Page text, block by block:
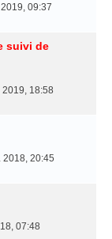
09:37
suivi de
2019, 18:58
2018, 20:45
07:48